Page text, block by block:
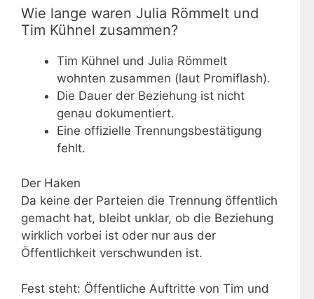
Wie lange waren Julia Römmelt und
Tim Kühnel zusammen?
Tim Kühnel und Julia Römmelt
wohnten zusammen (laut Promiflash).
Die Dauer der Beziehung ist nicht
genau dokumentiert.
Eine offizielle Trennungsbestätigung
fehlt.
Der Haken
Da keine der Parteien die Trennung öffentlich
gemacht hat, bleibt unklar, ob die Beziehung
wirklich vorbei ist oder nur aus der
Öffentlichkeit verschwunden ist.
Fest steht: Öffentliche Auftritte von Tim und